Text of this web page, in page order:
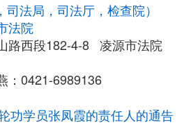
法局，司法厅，检查院）
法院
路西段182-4-8 凌源市法院
：0421-6989136
功学员张凤霞的责任人的通告